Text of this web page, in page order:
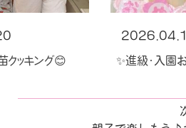
クッキング😊 ✨進級・入園